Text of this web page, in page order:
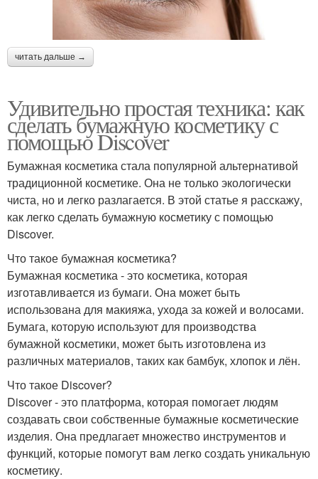
читать дальше →
Удивительно простая техника: как
сделать бумажную косметику с
помощью Discover
Бумажная косметика стала популярной альтернативой
традиционной косметике. Она не только экологически
чиста, но и легко разлагается. В этой статье я расскажу,
как легко сделать бумажную косметику с помощью
Discover.
Что такое бумажная косметика?
Бумажная косметика - это косметика, которая
изготавливается из бумаги. Она может быть
использована для макияжа, ухода за кожей и волосами.
Бумага, которую используют для производства
бумажной косметики, может быть изготовлена из
различных материалов, таких как бамбук, хлопок и лён.
Что такое Discover?
Discover - это платформа, которая помогает людям
создавать свои собственные бумажные косметические
изделия. Она предлагает множество инструментов и
функций, которые помогут вам легко создать уникальную
косметику.